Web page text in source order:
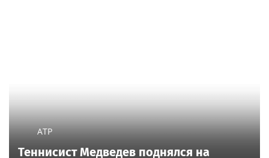
ATP
Теннисист Медведев поднялся на